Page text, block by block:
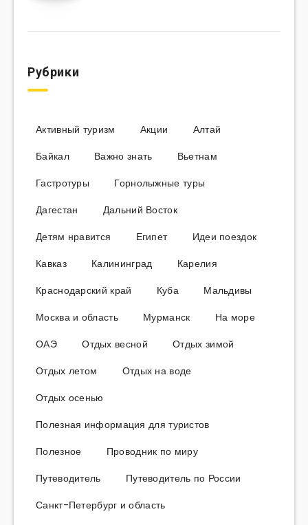
Рубрики
Активный туризм Акции
Алтай
Байкал
Важно знать
Вьетнам
Гастротуры
Горнолыжные туры
Дагестан
Дальний Восток
Детям нравится
Египет
Идеи поездок
Кавказ
Калининград
Карелия
Краснодарский край
Куба
Мальдивы
Москва и область
Мурманск
На море
ОАЭ
Отдых весной
Отдых зимой
Отдых летом
Отдых на воде
Отдых осенью
Полезная информация для туристов
Полезное
Проводник по миру
Путеводитель
Путеводитель по России
Санкт-Петербург и область